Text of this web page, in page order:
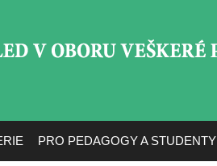
PRO PEDAGOGY A STUDENTY